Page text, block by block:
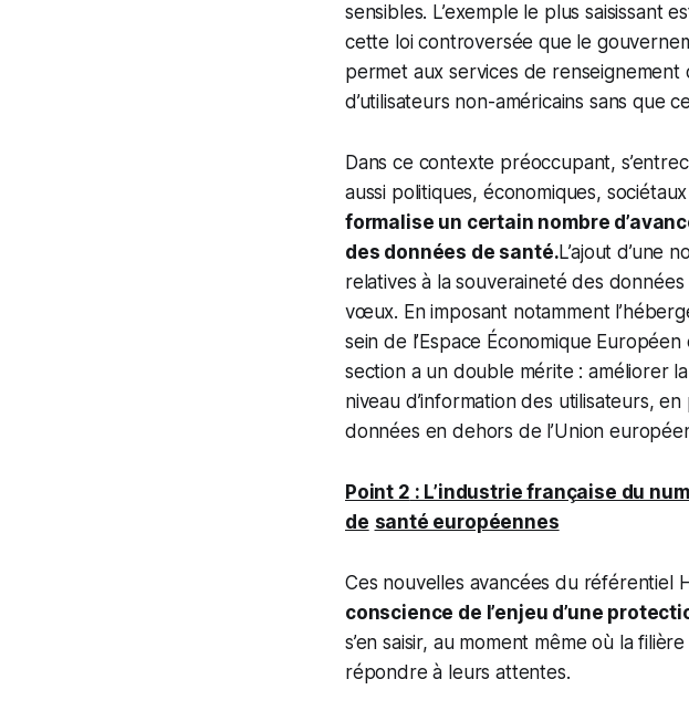
sensibles. L’exemple le plus saisissant
cette loi controversée que le
permet aux services de renseignement
d’utilisateurs non-américains sans que
Dans ce contexte préoccupant,
aussi politiques, économiques,
formalise un certain nombre
des données de santé.L’ajout d’une
relatives à la souveraineté des
vœux. En imposant notamment
sein de l’Espace Économique
section a un double mérite : améliorer
niveau d’information des utilisateurs,
données en dehors de l’Union
Point 2 : L’industrie française du
de santé européennes
Ces nouvelles avancées du référentiel
conscience de l’enjeu d’une
s’en saisir, au moment même où la
répondre à leurs attentes.